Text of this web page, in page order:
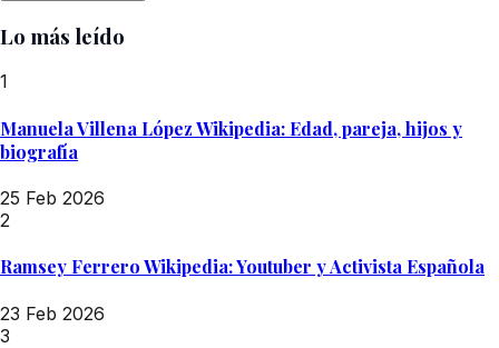
Lo más leído
1
Manuela Villena López Wikipedia: Edad, pareja, hijos y
biografía
25 Feb 2026
2
Ramsey Ferrero Wikipedia: Youtuber y Activista Española
23 Feb 2026
3